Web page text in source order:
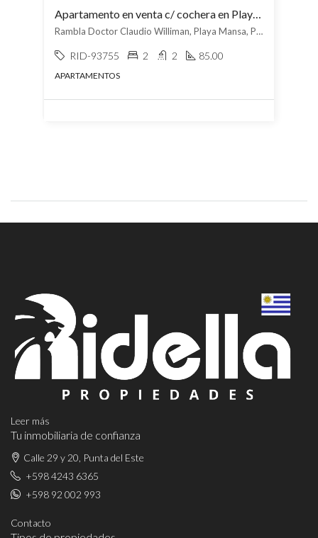
Apartamento en venta c/ cochera en Playa Mansa
Rambla Doctor Claudio Williman, Playa Mansa, Punta del Este
RID-93755 2 2 85.00
APARTAMENTOS
Leer más
Tu inmobiliaria de confianza
Calle 29 y 20, Punta del Este
+598 4243 6365
+598 92 002 993
Contacto